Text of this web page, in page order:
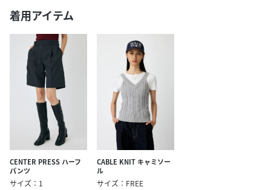
着用アイテム
CENTER PRESS ハーフ
パンツ
サイズ：1
CABLE KNIT キャミソー
ル
サイズ：FREE